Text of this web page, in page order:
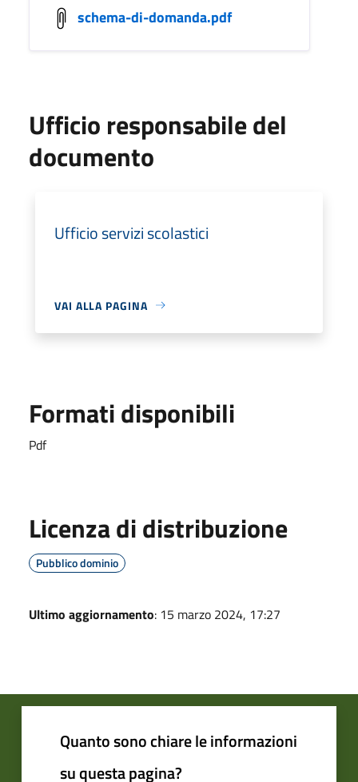
schema-di-domanda.pdf
Ufficio responsabile del
documento
Ufficio servizi scolastici
VAI ALLA PAGINA
Formati disponibili
Pdf
Licenza di distribuzione
Pubblico dominio
Ultimo aggiornamento: 15 marzo 2024, 17:27
Quanto sono chiare le informazioni
su questa pagina?